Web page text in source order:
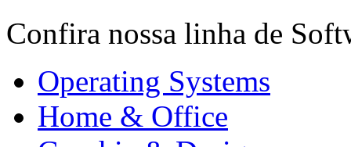
Confira nossa linha de
Operating Systems
Home & Office